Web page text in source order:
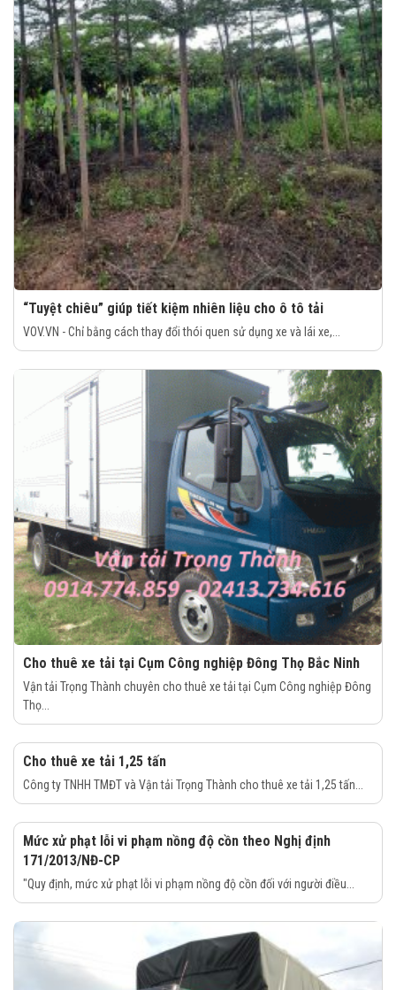
“Tuyệt chiêu” giúp tiết kiệm nhiên liệu cho ô tô tải
VOV.VN - Chỉ bằng cách thay đổi thói quen sử dụng xe và lái xe,...
Cho thuê xe tải tại Cụm Công nghiệp Đông Thọ Bắc Ninh
Vận tải Trọng Thành chuyên cho thuê xe tải tại Cụm Công nghiệp Đông
Thọ...
Cho thuê xe tải 1,25 tấn
Công ty TNHH TMĐT và Vận tải Trọng Thành cho thuê xe tải 1,25 tấn...
Mức xử phạt lỗi vi phạm nồng độ cồn theo Nghị định
171/2013/NĐ-CP
"Quy định, mức xử phạt lỗi vi phạm nồng độ cồn đối với người điều...